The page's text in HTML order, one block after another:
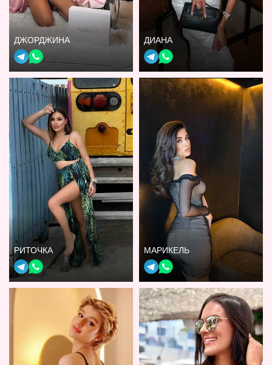
ДЖОРДЖИНА ДИАНА
РИТОЧКА МАРИКЕЛЬ